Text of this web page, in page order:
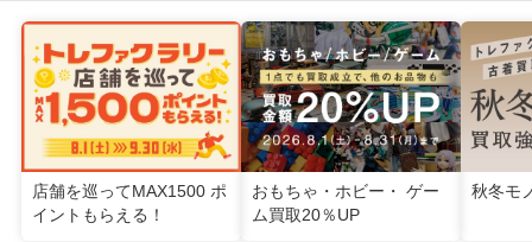
店舗を巡ってMAX1500 ポ
イントもらえる！
おもちゃ・ホビー・ ゲー
ム買取20％UP
秋冬モ